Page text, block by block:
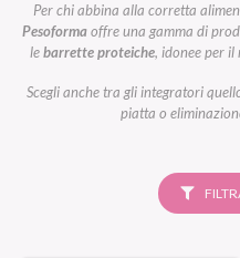
Per chi abbina alla corretta
Pesoformaoffre una gamma di
lebarrette proteiche, idonee per il
Scegli anche tra gli integratori
piatta o